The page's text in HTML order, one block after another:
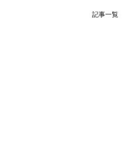
記事一覧